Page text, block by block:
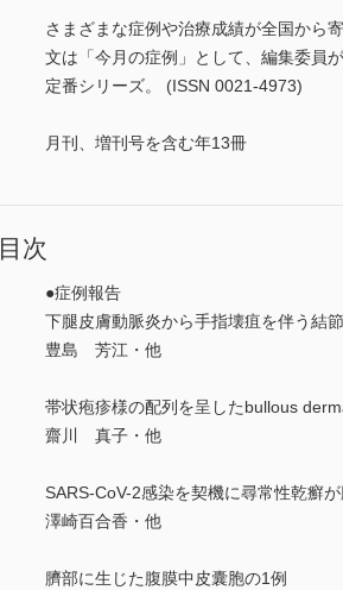
さまざまな症例や治療成績が全国から
文は「今月の症例」として、編集委員
定番シリーズ。 (ISSN 0021-4973)
月刊、増刊号を含む年13冊
目次
●症例報告
下腿皮膚動脈炎から手指壊疽を伴う結
豊島 芳江・他
帯状疱疹様の配列を呈したbullous
齋川 真子・他
SARS-CoV-2感染を契機に尋常性乾癬
澤崎百合香・他
臍部に生じた腹膜中皮囊胞の1例